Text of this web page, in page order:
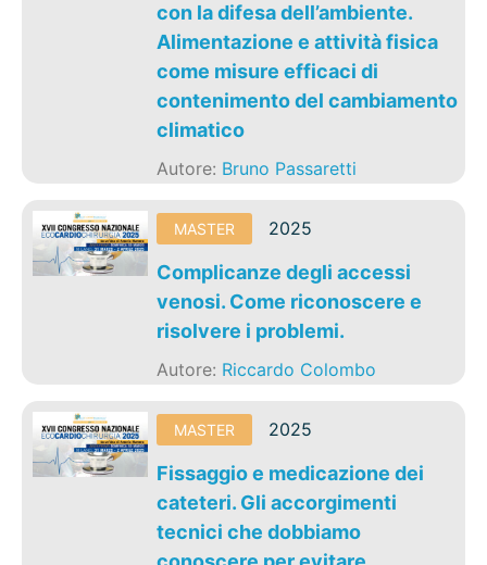
con la difesa dell’ambiente.
Alimentazione e attività fisica
come misure efficaci di
contenimento del cambiamento
climatico
Autore: Bruno Passaretti
MASTER 2025
Complicanze degli accessi
venosi. Come riconoscere e
risolvere i problemi.
Autore: Riccardo Colombo
MASTER 2025
Fissaggio e medicazione dei
cateteri. Gli accorgimenti
tecnici che dobbiamo